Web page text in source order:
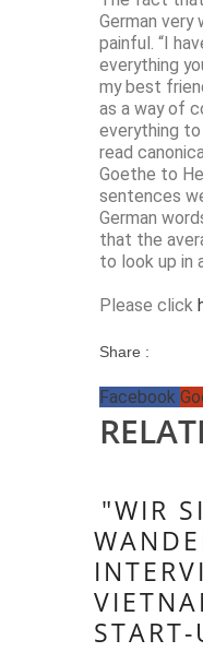
German very
painful. “I
everything
my best
as a way of
everything to
read
Goethe to
sentences
German
that the
to look up in
Please click
Share :
Facebook
"WIR